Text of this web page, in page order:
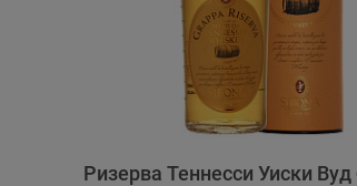
Ризерва Теннесси Уиски